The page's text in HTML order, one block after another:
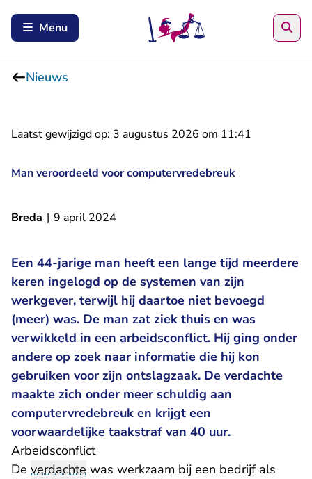
Menu
Nieuws
Laatst gewijzigd op: 3 augustus 2026 om 11:41
Man veroordeeld voor computervredebreuk
Breda | 9 april 2024
Een 44-jarige man heeft een lange tijd meerdere
keren ingelogd op de systemen van zijn
werkgever, terwijl hij daartoe niet bevoegd
(meer) was. De man zat ziek thuis en was
verwikkeld in een arbeidsconflict. Hij ging onder
andere op zoek naar informatie die hij kon
gebruiken voor zijn ontslagzaak. De verdachte
maakte zich onder meer schuldig aan
computervredebreuk en krijgt een
voorwaardelijke taakstraf van 40 uur.
Arbeidsconflict
De verdachte was werkzaam bij een bedrijf als